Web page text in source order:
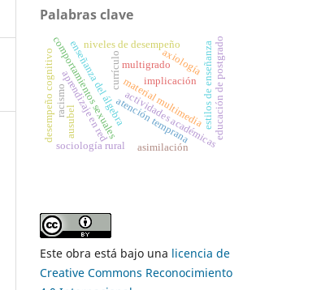
Palabras clave
currículo implicación
axiología
material multimedia
enseñanza del álgebra
comportamientos sexualesactividades académicas
niveles de desempeño
aprendizaje en red educación de postgrado
atención temprana estilos de enseñanza
desempeño cognitivo
asimilación
racismo
ausubel
sociología rural
multigrado
Este obra está bajo una licencia de
Creative Commons Reconocimiento